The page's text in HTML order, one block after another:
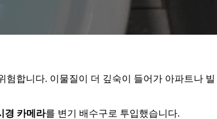
합니다. 이물질이 더 깊숙이 들어가 아파트나 빌
경 카메라를 변기 배수구로 투입했습니다.